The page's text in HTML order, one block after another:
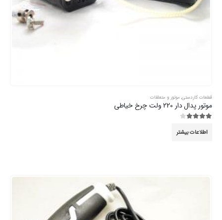
قطعات کاردستی, موتور و متعلقات
موتور پدال دار 220 ولت چرخ خیاطی
اطلاعات بیشتر